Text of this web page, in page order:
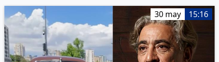
30 may 15:16